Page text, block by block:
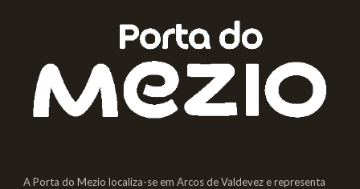
A Porta do Mezio localiza-se em Arcos de Valdevez e representa